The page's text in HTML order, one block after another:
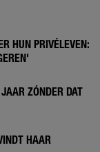
HUN PRIVÉLEVEN:
ZÓNDER DAT
HAAR